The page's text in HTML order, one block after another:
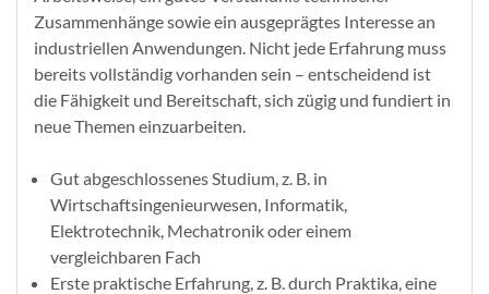
Zusammenhänge sowie ein ausgeprägtes Interesse an
industriellen Anwendungen. Nicht jede Erfahrung muss
bereits vollständig vorhanden sein – entscheidend ist
die Fähigkeit und Bereitschaft, sich zügig und fundiert in
neue Themen einzuarbeiten.
Gut abgeschlossenes Studium, z. B. in
Wirtschaftsingenieurwesen, Informatik,
Elektrotechnik, Mechatronik oder einem
vergleichbaren Fach
Erste praktische Erfahrung, z. B. durch Praktika, eine